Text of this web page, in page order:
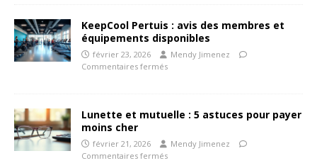
KeepCool Pertuis : avis des membres et
équipements disponibles
février 23, 2026
Mendy Jimenez
Commentaires fermés
Lunette et mutuelle : 5 astuces pour payer
moins cher
février 21, 2026
Mendy Jimenez
Commentaires fermés